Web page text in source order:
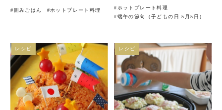
# 囲みごはん #ホットプレート料理 # ホットプレート料理
#端午の節句（子どもの日 5月5日）
レシピ レシピ